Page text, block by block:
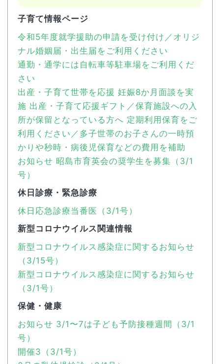
子育て情報ページ
令和5年度就学援助の申請を受け付け／オリジ
ナル婚姻届・出生届をご利用ください
通勤・通学には自転車等駐車場をご利用くだ
さい
出産・子育て世帯を応援 妊娠8か月面談を実
施 出産・子育て応援ギフト／保育施設への入
所が保留となっている方へ 定期利用保育をご
利用ください／多子世帯のお子さんの一時預
かりや秒時・病後児保育などの費用を補助
お知らせ 昭島市育英会の奨学生を募集（3/1
号）
休日診療・緊急診療
休日応急診療当番医（3/1号）
新型コロナウイルス関連情報
新型コロナウイルス感染症に関するお知らせ
（3/15号）
新型コロナウイルス感染症に関するお知らせ
（3/1号）
保健・健康
お知らせ 3/1〜7は子ども予防接種週間（3/1
号）
開催3（3/1号）